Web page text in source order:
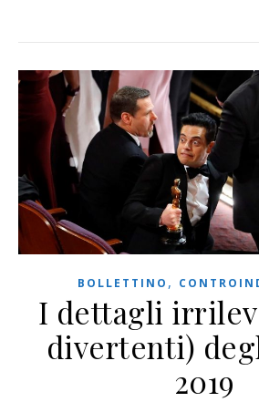
BOLLETTINO ,
I dettagli
divertenti)
2019